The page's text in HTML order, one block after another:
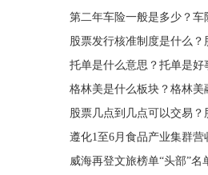
第二年车险一般是多少？车
股票发行核准制度是什么？
托单是什么意思？托单是好
格林美是什么板块？格林美
股票几点到几点可以交易
遵化1至6月食品产业集群营
威海再登文旅榜单“头部”名